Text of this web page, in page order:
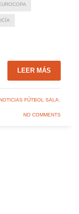
LEER MÁS
FÚTBOL SALA
NO COMMENTS